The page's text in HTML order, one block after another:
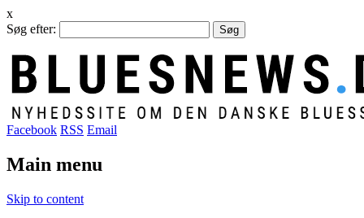
x
Søg efter:
Facebook RSS Email
Main menu
Skip to content